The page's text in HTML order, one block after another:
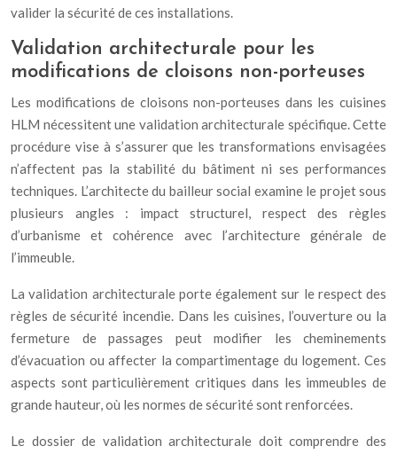
valider la sécurité de ces installations.
Validation architecturale pour les
modifications de cloisons non-porteuses
Les modifications de cloisons non-porteuses dans les cuisines
HLM nécessitent une validation architecturale spécifique. Cette
procédure vise à s’assurer que les transformations envisagées
n’affectent pas la stabilité du bâtiment ni ses performances
techniques. L’architecte du bailleur social examine le projet sous
plusieurs angles : impact structurel, respect des règles
d’urbanisme et cohérence avec l’architecture générale de
l’immeuble.
La validation architecturale porte également sur le respect des
règles de sécurité incendie. Dans les cuisines, l’ouverture ou la
fermeture de passages peut modifier les cheminements
d’évacuation ou affecter la compartimentage du logement. Ces
aspects sont particulièrement critiques dans les immeubles de
grande hauteur, où les normes de sécurité sont renforcées.
Le dossier de validation architecturale doit comprendre des